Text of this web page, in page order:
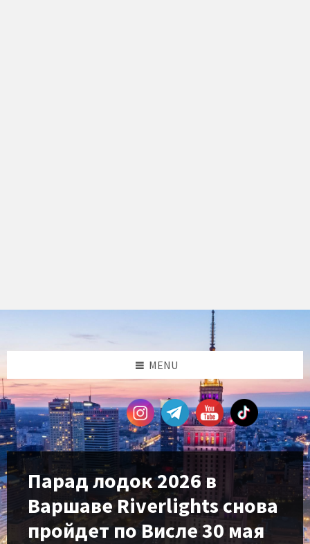
sidebar
sidebar
MENU
Парад лодок 2026 в
Варшаве Riverlights снова
пройдет по Висле 30 мая